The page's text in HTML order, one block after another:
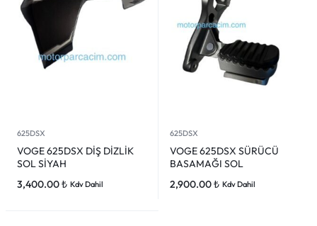
625DSX
VOGE 625DSX DİŞ DİZLİK
SOL SİYAH
3,400.00₺ Kdv Dahil
625DSX
VOGE 625DSX SÜRÜCÜ
BASAMAĞI SOL
2,900.00₺ Kdv Dahil